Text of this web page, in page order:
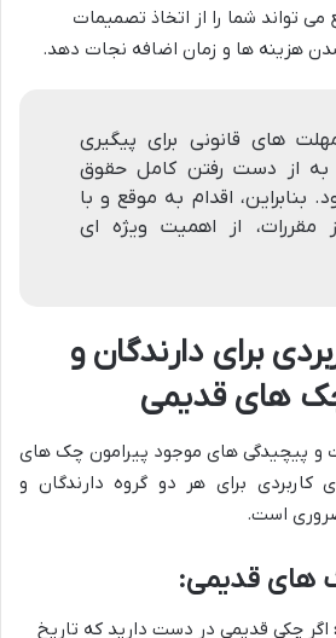
تواند شما را از اتخاذ تصمیمات
هزینه ها و زمان اضافه نجات دهد.
های قانونی برای پیگیری
به از دست رفتن کامل حقوق
بنابراین، اقدام به موقع و با
مقررات، از اهمیت ویژه ای
برای دارندگان و
های قدیمی
و پیچیدگی های موجود پیرامون چک های
کاربردی برای هر دو گروه دارندگان و
است.
های قدیمی:
اگر چکی قدیمی در دست دارید که تاریخ